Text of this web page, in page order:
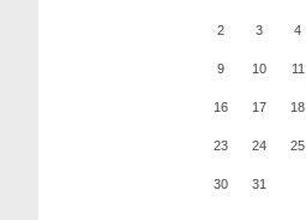
2 3 4
9 10 11
16 17 18
23 24 25
30 31